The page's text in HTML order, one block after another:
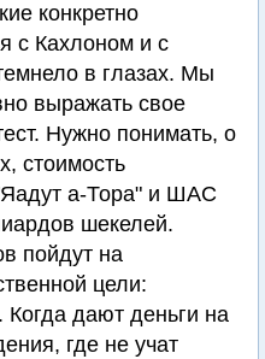
конкретно
с Кахлоном и с
в глазах. Мы
выражать свое
Нужно понимать, о
стоимость
а-Тора" и ШАС
шекелей.
пойдут на
цели:
дают деньги на
где не учат